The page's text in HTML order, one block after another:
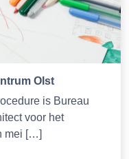
Olst
is Bureau
voor het
mei […]